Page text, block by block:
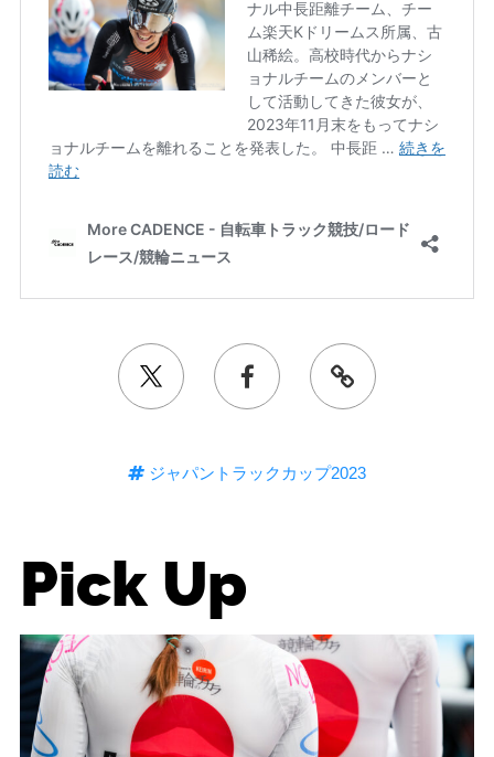
ジャパントラックカップ2023
Pick Up